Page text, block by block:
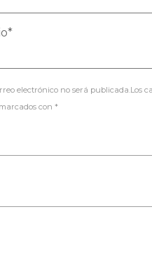
electrónico no será publicada.Los
con *